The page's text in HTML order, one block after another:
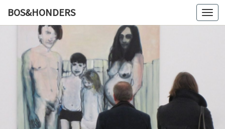
BOS&HONDERS
Kunstlog